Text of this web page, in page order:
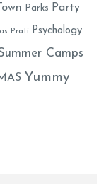
Parks Party
Prati Psychology
Camps
Yummy